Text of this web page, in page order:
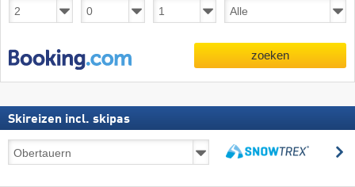
zoeken
Skireizen incl. skipas
incl.